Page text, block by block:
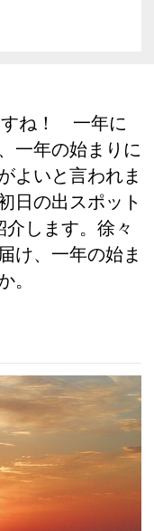
すね！ 一年に
一年の始まりに
よいと言われま
日の出スポット
します。徐々
け、一年の始ま
。